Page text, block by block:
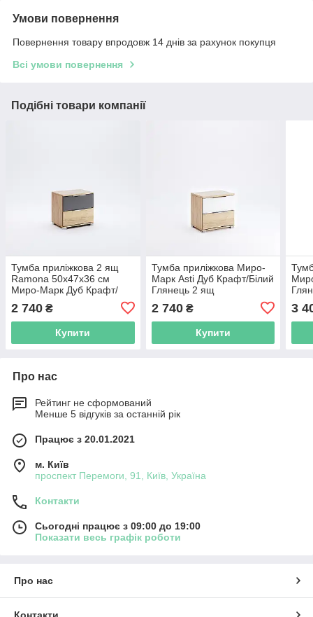
Умови повернення
Повернення товару впродовж 14 днів за рахунок покупця
Всі умови повернення
Подібні товари компанії
Тумба приліжкова 2 ящ
Ramona 50х47х36 см
Миро-Марк Дуб Крафт/
2 740 ₴
Купити
Тумба приліжкова Миро-
Марк Asti Дуб Крафт/Білий
Глянець 2 ящ
2 740₴
Купити
3
Про нас
Рейтинг не сформований
Менше 5 відгуків за останній рік
Працює з 20.01.2021
м. Київ
проспект Перемоги, 91, Київ, Україна
Контакти
Сьогодні працює з 09:00 до 19:00
Показати весь графік роботи
Про нас
Контакти